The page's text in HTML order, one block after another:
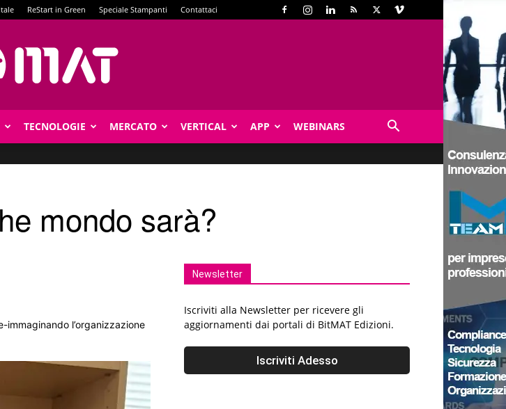
ReStart in Green Speciale Stampanti Contattaci
TECNOLOGIE MERCATO VERTICAL APP WEBINARS
mondo sarà?
immaginando l’organizzazione
Newsletter
Iscriviti alla Newsletter per ricevere gli
aggiornamenti dai portali di BitMAT Edizioni.